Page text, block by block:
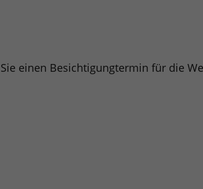
einen Besichtigungtermin für die